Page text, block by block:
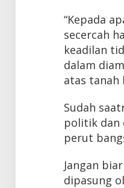
“Kepada
secercah
keadilan
dalam
atas tanah
Sudah
politik dan
perut
Jangan
dipasung